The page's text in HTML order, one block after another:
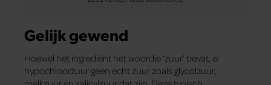
Gelijk gewend
Hoewel het ingrediënt het woordje ‘zuur’ bevat, is
hypochloorzuur geen echt zuur zoals glycolzuur,